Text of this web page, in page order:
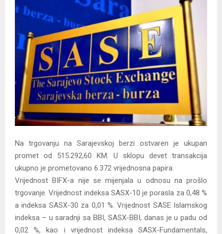
Y
M
U
Na trgovanju na Sarajevskoj berzi ostvaren je ukupan
promet od 515.292,60 KM. U sklopu devet transakcija
ukupno je prometovano 6.372 vrijednosna papira.
Vrijednost BIFX-a nije se mijenjala u odnosu na prošlo
trgovanje. Vrijednost indeksa SASX-10 je porasla za 0,48 %
a indeksa SASX-30 za 0,01 %. Vrijednost SASE Islamskog
indeksa – u saradnji sa BBI, SASX-BBI, danas je u padu od
0,02 %, kao i vrijednost indeksa SASX-Fundamentals,